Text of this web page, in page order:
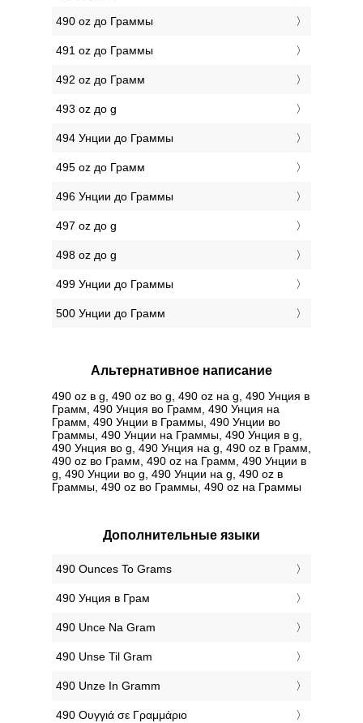
490 oz до Граммы
491 oz до Граммы
492 oz до Грамм
493 oz до g
494 Унции до Граммы
495 oz до Грамм
496 Унции до Граммы
497 oz до g
498 oz до g
499 Унции до Граммы
500 Унции до Грамм
Альтернативное написание
490 oz в g, 490 oz во g, 490 oz на g, 490 Унция в
Грамм, 490 Унция во Грамм, 490 Унция на
Грамм, 490 Унции в Граммы, 490 Унции во
Граммы, 490 Унции на Граммы, 490 Унция в g,
490 Унция во g, 490 Унция на g, 490 oz в Грамм,
490 oz во Грамм, 490 oz на Грамм, 490 Унции в
g, 490 Унции во g, 490 Унции на g, 490 oz в
Граммы, 490 oz во Граммы, 490 oz на Граммы
Дополнительные языки
‎490 Ounces To Grams
‎490 Унция в Грам
‎490 Unce Na Gram
‎490 Unse Til Gram
‎490 Unze In Gramm
‎490 Ουγγιά σε Γραμμάριο